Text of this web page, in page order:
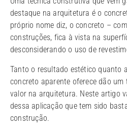
destaque na arquitetura é o
próprio nome diz, o concreto –
construções, fica à vista na
desconsiderando o uso de
Tanto o resultado estético quanto
concreto aparente oferece dão um
valor na arquitetura. Neste artigo
dessa aplicação que tem sido
construção.